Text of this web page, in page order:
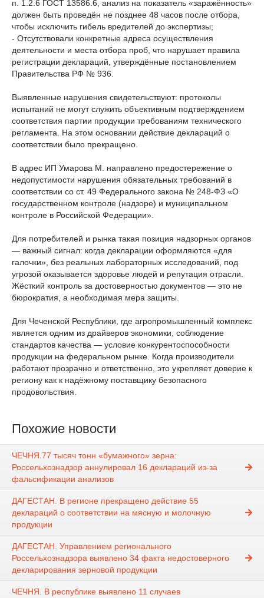
п. 1.2.6 ГОСТ 13586.6, анализ на показатель «заражённость»
должен быть проведён не позднее 48 часов после отбора,
чтобы исключить гибель вредителей до экспертизы;
- Отсутствовали конкретные адреса осуществления
деятельности и места отбора проб, что нарушает правила
регистрации деклараций, утверждённые постановлением
Правительства РФ № 936.
Выявленные нарушения свидетельствуют: протоколы
испытаний не могут служить объективным подтверждением
соответствия партии продукции требованиям технического
регламента. На этом основании действие деклараций о
соответствии было прекращено.
В адрес ИП Умарова М. направлено предостережение о
недопустимости нарушения обязательных требований в
соответствии со ст. 49 Федерального закона № 248-ФЗ «О
государственном контроле (надзоре) и муниципальном
контроле в Российской Федерации».
Для потребителей и рынка такая позиция надзорных органов
— важный сигнал: когда декларации оформляются «для
галочки», без реальных лабораторных исследований, под
угрозой оказывается здоровье людей и репутация отрасли.
Жёсткий контроль за достоверностью документов — это не
бюрократия, а необходимая мера защиты.
Для Чеченской Республики, где агропромышленный комплекс
является одним из драйверов экономики, соблюдение
стандартов качества — условие конкурентоспособности
продукции на федеральном рынке. Когда производители
работают прозрачно и ответственно, это укрепляет доверие к
региону как к надёжному поставщику безопасного
продовольствия.
Похожие новости
ЧЕЧНЯ.77 тысяч тонн «бумажного» зерна:
Россельхознадзор аннулировал 16 деклараций из-за
фальсификации анализов
ДАГЕСТАН. В регионе прекращено действие 55
деклараций о соответствии на мясную и молочную
продукции
ДАГЕСТАН. Управлением регионального
Россельхознадзора выявлено 34 факта недостоверного
декларирования зерновой продукции
ЧЕЧНЯ. В республике выявлено 11 случаев